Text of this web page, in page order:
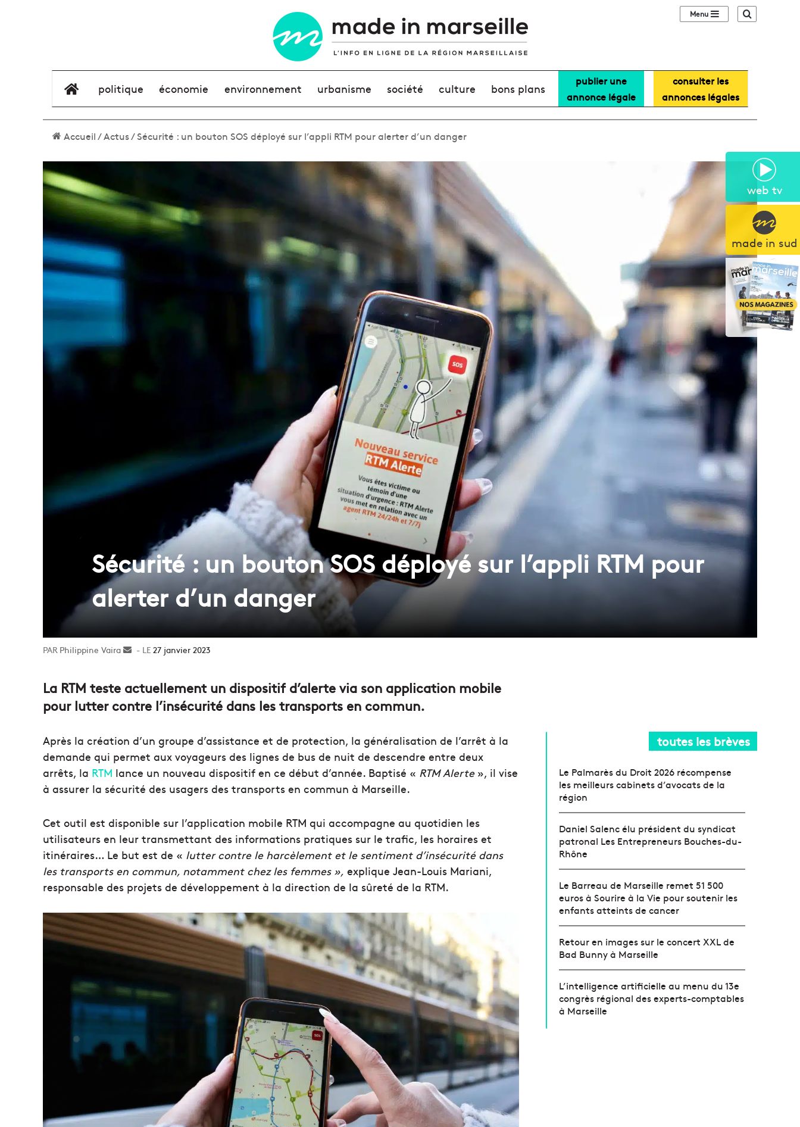
web tv
made in sud
Sidebar (barre
élément de menu
politique économie environnement urbanisme société culture bons plans
publier une
annonce légale
consulter les
annonces légales
Accueil/Actus/Sécurité : un bouton SOS déployé sur l’appli RTM pour alerter d’un danger
Sécurité : un bouton SOS déployé sur l’appli RTM pour
alerter d’un danger
Philippine Vaira
Envoyer27 janvier 2023
La RTM teste actuellement un dispositif d’alerte via son application mobile
pour lutter contre l’insécurité dans les transports en commun.
Après la création d’un groupe d’assistance et de protection, la généralisation de l’arrêt à la
demande qui permet aux voyageurs des lignes de bus de nuit de descendre entre deux
arrêts, la RTM lance un nouveau dispositif en ce début d’année. Baptisé « RTM Alerte», il vise
à assurer la sécurité des usagers des transports en commun à Marseille.
Cet outil est disponible sur l’application mobile RTM qui accompagne au quotidien les
utilisateurs en leur transmettant des informations pratiques sur le trafic, les horaires et
itinéraires… Le but est de « lutter contre le harcèlement et le sentiment d’insécurité dans
les transports en commun, notamment chez les femmes », explique Jean-Louis Mariani,
responsable des projets de développement à la direction de la sûreté de la RTM.
toutes les brèves
Le Palmarès du Droit 2026 récompense
les meilleurs cabinets d’avocats de la
région
Daniel Salenc élu président du syndicat
patronal Les Entrepreneurs Bouches-du-
Rhône
Le Barreau de Marseille remet 51 500
euros à Sourire à la Vie pour soutenir les
enfants atteints de cancer
Retour en images sur le concert XXL de
Bad Bunny à Marseille
L’intelligence artificielle au menu du 13e
congrès régional des experts-comptables
à Marseille